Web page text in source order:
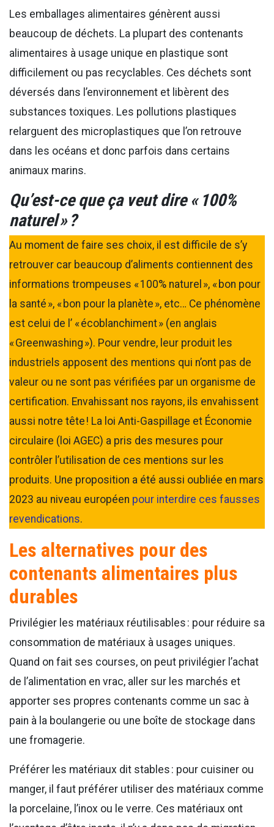
Les emballages alimentaires génèrent aussi
beaucoup de déchets. La plupart des contenants
alimentaires à usage unique en plastique sont
difficilement ou pas recyclables. Ces déchets sont
déversés dans l’environnement et libèrent des
substances toxiques. Les pollutions plastiques
relarguent des microplastiques que l’on retrouve
dans les océans et donc parfois dans certains
animaux marins.
Qu’est-ce que ça veut dire « 100%
naturel » ?
Au moment de faire ses choix, il est difficile de s’y
retrouver car beaucoup d’aliments contiennent des
informations trompeuses « 100% naturel », « bon pour
la santé », « bon pour la planète », etc… Ce phénomène
est celui de l’ « écoblanchiment » (en anglais
« Greenwashing »). Pour vendre, leur produit les
industriels apposent des mentions qui n’ont pas de
valeur ou ne sont pas vérifiées par un organisme de
certification. Envahissant nos rayons, ils envahissent
aussi notre tête ! La loi Anti-Gaspillage et Économie
circulaire (loi AGEC) a pris des mesures pour
contrôler l’utilisation de ces mentions sur les
produits. Une proposition a été aussi oubliée en mars
2023 au niveau européen pour interdire ces fausses
revendications.
Les alternatives pour des
contenants alimentaires plus
durables
Privilégier les matériaux réutilisables : pour réduire sa
consommation de matériaux à usages uniques.
Quand on fait ses courses, on peut privilégier l’achat
de l’alimentation en vrac, aller sur les marchés et
apporter ses propres contenants comme un sac à
pain à la boulangerie ou une boîte de stockage dans
une fromagerie.
Préférer les matériaux dit stables : pour cuisiner ou
manger, il faut préférer utiliser des matériaux comme
la porcelaine, l’inox ou le verre. Ces matériaux ont